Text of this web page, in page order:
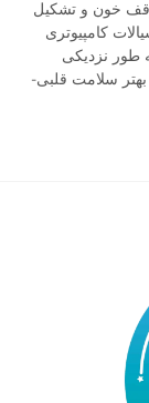
خون و تشکیل
کامپیوتری
طور نزدیکی
سلامت قلبی-